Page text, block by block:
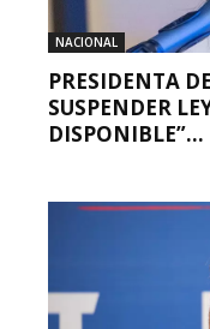
NACIONAL
PRESIDENTA
SUSPENDER
DISPONIBLE”...